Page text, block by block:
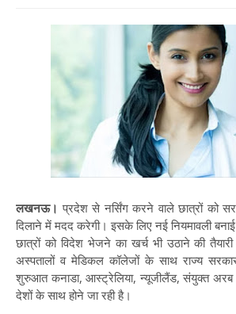
लखनऊ। प्रदेश से नर्सिंग करने वाले छात्रों को
दिलाने में मदद करेगी। इसके लिए नई नियमावली
छात्रों को विदेश भेजने का खर्च भी उठाने की
अस्पतालों व मेडिकल कॉलेजों के साथ राज्य
शुरुआत कनाडा, आस्ट्रेलिया, न्यूजीलैंड, संयुक्त अरब
देशों के साथ होने जा रही है।